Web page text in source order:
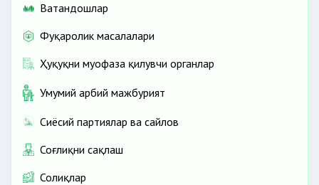
Ватандошлар
Фуқаролик масалалари
Ҳуқуқни муҳофаза қилувчи органлар
Умумий ҳарбий мажбурият
Сиёсий партиялар ва сайлов
Соғлиқни сақлаш
Солиқлар